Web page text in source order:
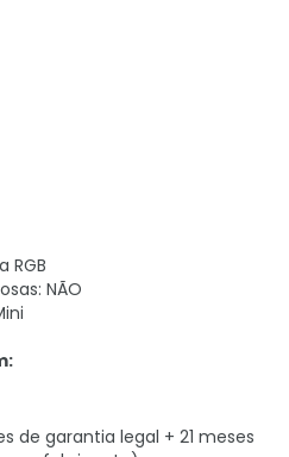
RGB
NÃO
de garantia legal + 21 meses